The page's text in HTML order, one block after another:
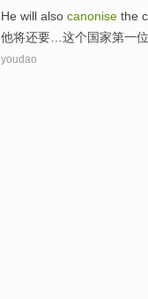
He will also canonise the
他将还要 …这个国家第一
youdao